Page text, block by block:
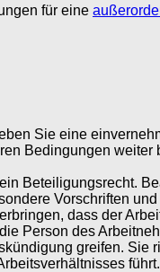
für eine
Sie eine
Bedingungen
ein Beteiligungsrecht.
Vorschriften
dass der
Person des
greifen. Sie